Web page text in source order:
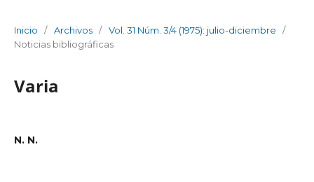
Inicio / Archivos / Vol. 31 Núm. 3/4 (1975): julio-diciembre
/
Noticias bibliográficas
Varia
N. N.